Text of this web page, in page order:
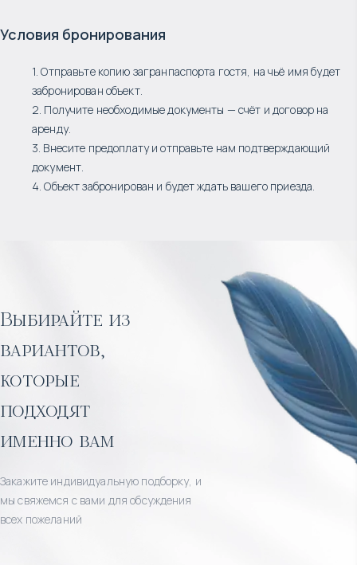
Условия бронирования
1. Отправьте копию загранпаспорта гостя, на чьё имя будет
забронирован объект.
2. Получите необходимые документы — счёт и договор на
аренду.
3. Внесите предоплату и отправьте нам подтверждающий
документ.
4. Объект забронирован и будет ждать вашего приезда.
Выбирайте из
вариантов,
которые
подходят
именно вам
Закажите индивидуальную подборку, и
мы свяжемся с вами для обсуждения
всех пожеланий